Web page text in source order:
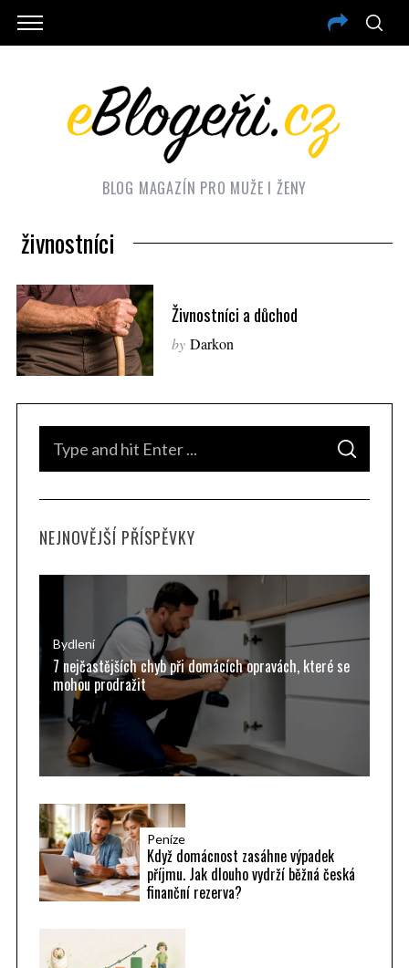
BLOG MAGAZÍN PRO MUŽE I ŽENY
živnostníci
Živnostníci a důchod
by Darkon
c
S
A
C
NEJNOVĚJŠÍ PŘÍSPĚVKY
Bydlení
7 nejčastějších chyb při domácích opravách, které se
mohou prodražit
Peníze
Když domácnost zasáhne výpadek
příjmu. Jak dlouho vydrží běžná česká
finanční rezerva?